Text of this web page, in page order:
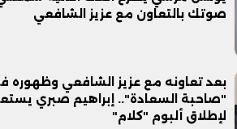
صوتك بالتعاون مع عزيز الشافعي
بعد تعاونه مع عزيز الشافعي وظهوره
"صاحبة السعادة".. إبراهيم صبري
لإطلاق ألبوم "كلام"